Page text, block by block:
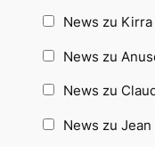
News zu
News zu
News zu
News zu